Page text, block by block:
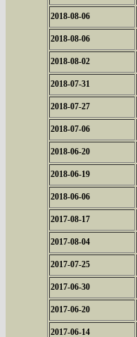
2018-08-06
2018-08-06
2018-08-02
2018-07-31
2018-07-27
2018-07-06
2018-06-20
2018-06-19
2018-06-06
2017-08-17
2017-08-04
2017-07-25
2017-06-30
2017-06-20
2017-06-14